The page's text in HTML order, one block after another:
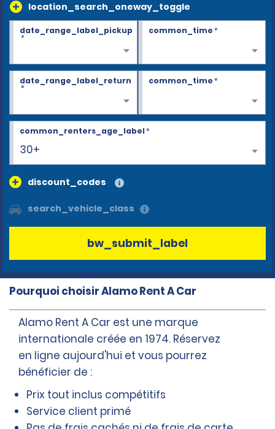
location_search_oneway_toggle
date_range_label_pickup
*
common_time*
date_range_label_return
*
common_time*
30+
common_renters_age_label*
discount_codes
search_vehicle_class
bw_submit_label
Pourquoi choisir Alamo Rent A Car
Alamo Rent A Car est une marque
internationale créée en 1974. Réservez
en ligne aujourd'hui et vous pourrez
bénéficier de :
Prix tout inclus compétitifs
Service client primé